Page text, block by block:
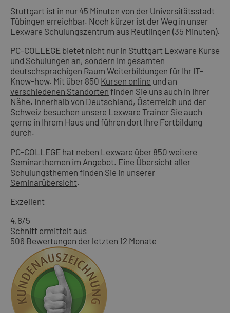
Stuttgart ist in nur 45 Minuten von der Universitätsstadt
Tübingen erreichbar. Noch kürzer ist der Weg in unser
Lexware Schulungszentrum aus Reutlingen (35 Minuten).
PC-COLLEGE bietet nicht nur in Stuttgart Lexware Kurse
und Schulungen an, sondern im gesamten
deutschsprachigen Raum Weiterbildungen für Ihr IT-
Know-how. Mit über 850 Kursen online und an
verschiedenen Standorten finden Sie uns auch in Ihrer
Nähe. Innerhalb von Deutschland, Österreich und der
Schweiz besuchen unsere Lexware Trainer Sie auch
gerne in Ihrem Haus und führen dort Ihre Fortbildung
durch.
PC-COLLEGE hat neben Lexware über 850 weitere
Seminarthemen im Angebot. Eine Übersicht aller
Schulungsthemen finden Sie in unserer
Seminarübersicht.
Exzellent
4,8/5
Schnitt ermittelt aus
506 Bewertungen der letzten 12 Monate